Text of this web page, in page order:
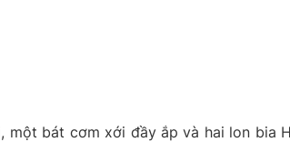
một bát cơm xới đầy ắp và hai lon bia